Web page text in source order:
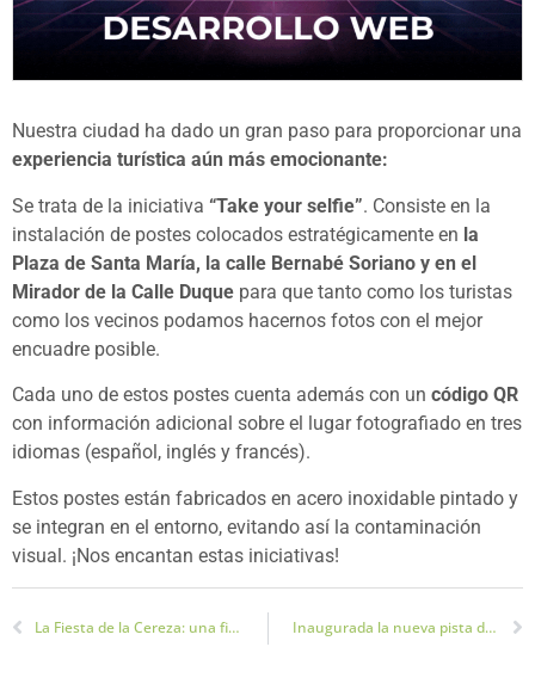
Nuestra ciudad ha dado un gran paso para proporcionar una
experiencia turística aún más emocionante:
Se trata de la iniciativa “Take your selfie”. Consiste en la
instalación de postes colocados estratégicamente en la
Plaza de Santa María, la calle Bernabé Soriano y en el
Mirador de la Calle Duque para que tanto como los turistas
como los vecinos podamos hacernos fotos con el mejor
encuadre posible.
Cada uno de estos postes cuenta además con un código QR
con información adicional sobre el lugar fotografiado en tres
idiomas (español, inglés y francés).
Estos postes están fabricados en acero inoxidable pintado y
se integran en el entorno, evitando así la contaminación
visual. ¡Nos encantan estas iniciativas!
La Fiesta de la Cereza: una fiesta llena de sabor y tradición Inaugurada la nueva pista de atletismo de La Salobreja